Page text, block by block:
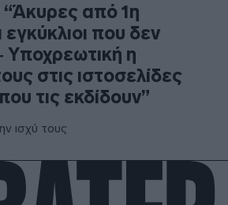
από 1η
που δεν
Υποχρεωτική η
στις ιστοσελίδες
τις εκδίδουν”
ισχύ τους